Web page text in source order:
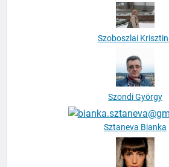
Szoboszlai Krisztina
Szondi György
Sztaneva Bianka
Kőszegi Zsófia